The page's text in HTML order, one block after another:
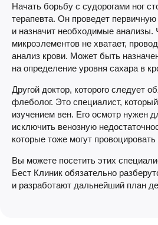
Начать борьбу с судорогами ног
терапевта. Он проведет первичную
и назначит необходимые анализы.
микроэлементов не хватает,
анализ крови. Может быть
на определение уровня сахара в
Другой доктор, которого следует
флеболог. Это специалист,
изучением вен. Его осмотр нужен
исключить венозную
которые тоже могут провоцировать
Вы можете посетить этих
Бест Клиник обязательно
и разработают дальнейший план